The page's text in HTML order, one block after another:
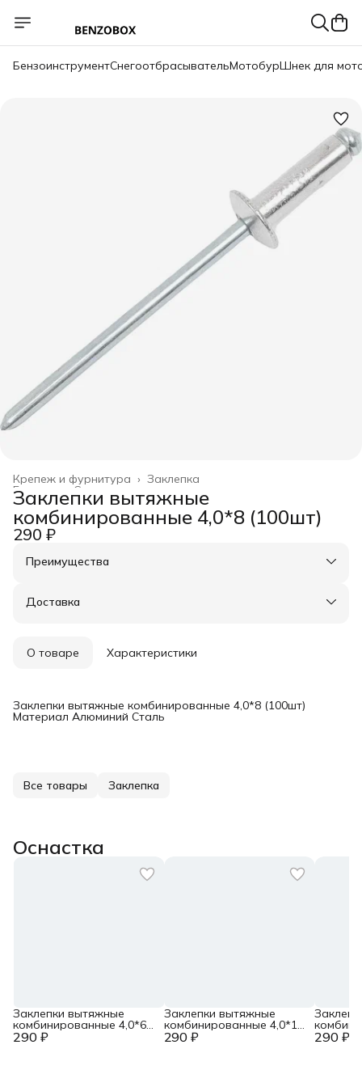
БензоинструментСнегоотбрасывательМотобурШнек для
Заклепка
Крепеж и фурнитура ›
Строительство и ремонт
Главная
Заклепки вытяжные
комбинированные 4,0*8 (100шт)
290 ₽
Преимущества
Оплата частями в Сплит
Удобный возврат
Доставка
О товаре Характеристики
Заклепки вытяжные комбинированные 4,0*8 (100шт)
Материал Алюминий Сталь
Все товары Заклепка
Оснастка
290 ₽
Заклепки вытяжные
комбинированные 4,0*6
(100шт) 290 ₽
Заклепки вытяжные
комбинированные 4,0*10
(100шт) 290 ₽
(100шт)